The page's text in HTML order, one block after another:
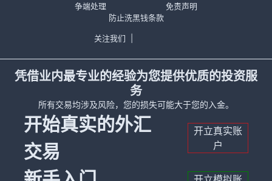
争端处理
免责声明
防止洗黑钱条款
关注我们
凭借业内最专业的经验为您提供优质的投资服
务
所有交易均涉及风险，您的损失可能大于您的入金。
开始真实的外汇
交易
开立真实账
户